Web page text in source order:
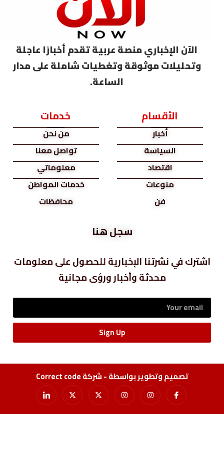
الآن الإخباري منصة عربية تقدم أخبارًا عاجلة
وتحليلات موثوقة وتغطيات شاملة على مدار
الساعة.
الأقسام
أخبار
السياسة
اقتصاد
منوعات
فن
خدمات
من نحن
تواصل معنا
معلوماتي
خدمات المواطن
محافظات
سجل هنا
اشترك في نشرتنا الإخبارية للحصول على معلومات
محدثة وأخبار ورؤى مجانية
Sign Up
تصميم وتطوير بواسطة - شركة Correct code